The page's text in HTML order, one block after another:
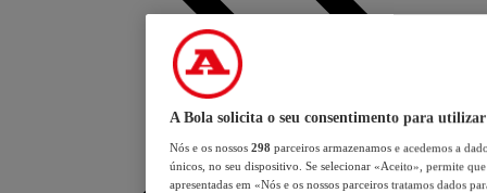
A Bola solicita o seu consentimento para utilizar
Nós e os nossos 298 parceiros armazenamos e acedemos a
únicos, no seu dispositivo. Se selecionar «Aceito», permite
apresentadas em «Nós e os nossos parceiros tratamos dados